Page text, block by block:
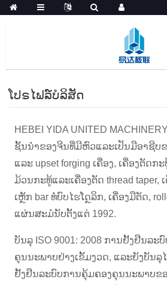
ໂປຣໄຟລ໌ບໍລິສັດ
HEBEI YIDA UNITED
ຊັ້ນນໍາຂອງຈີນທີ່ມີຫົວແລະເປັນມືອາຊີບຂ
ແລະ upset forging ເຄື່ອງ, ເຄື່ອງຕັດກ
ມ້ວນກະທູ້ແລະເຄື່ອງຕັດ thread taper,
ເຫຼັກ bar ທໍ່ບົບໄຮໂດຼລິກ, ເຄື່ອງມືຕັດ,
ແຜ່ນສະມໍນັບຕັ້ງແຕ່ 1992.
ບັນລຸ ISO 9001: 2008 ການຢັ້ງຢືນລະ
ຄຸນນະພາບຢ່າງເຂັ້ມງວດ, ແລະຍັງບັນລຸ
ຢັ້ງຢືນລະບົບການຄຸ້ມຄອງຄຸນນະພາບຂອ